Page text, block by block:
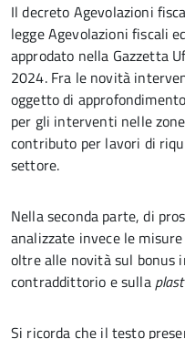
Il decreto Agevolazioni
legge Agevolazioni fiscali
approdato nella Gazzetta
2024. Fra le novità
oggetto di
per gli interventi nelle
contributo per lavori di
settore.
Nella seconda parte, di
analizzate invece le
oltre alle novità sul
contraddittorio e sulla
Si ricorda che il testo